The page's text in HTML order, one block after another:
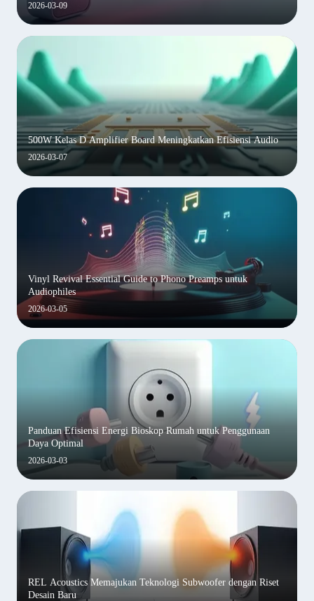
2026-03-09
2026-03-07
500W Kelas D Amplifier Board Meningkatkan Efisiensi Audio
2026-03-05
Vinyl Revival Essential Guide to Phono Preamps untuk
Audiophiles
2026-03-03
Panduan Efisiensi Energi Bioskop Rumah untuk Penggunaan
Daya Optimal
REL Acoustics Memajukan Teknologi Subwoofer dengan Riset
Desain Baru